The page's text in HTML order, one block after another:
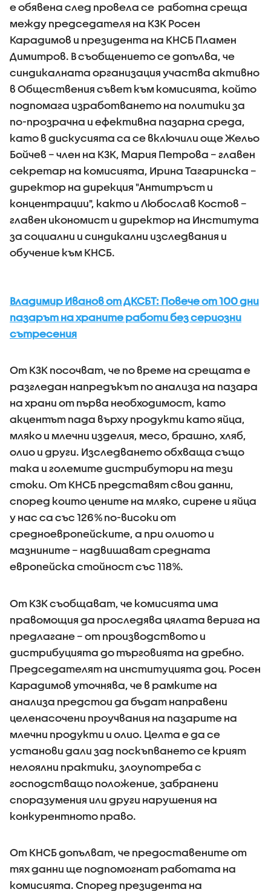
е обявена след провела се работна среща
между председателя на КЗК Росен
Карадимов и президента на КНСБ Пламен
Димитров. В съобщението се допълва, че
синдикалната организация участва активно
в Обществения съвет към комисията, който
подпомага изработването на политики за
по-прозрачна и ефективна пазарна среда,
като в дискусията са се включили още Жельо
Бойчев – член на КЗК, Мария Петрова – главен
секретар на комисията, Ирина Тагаринска –
директор на дирекция "Антитръст и
концентрации", както и Любослав Костов –
главен икономист и директор на Института
за социални и синдикални изследвания и
обучение към КНСБ.
Владимир Иванов от ДКСБТ: Повече от 100 дни
пазарът на храните работи без сериозни
сътресения
От КЗК посочват, че по време на срещата е
разгледан напредъкът по анализа на пазара
на храни от първа необходимост, като
акцентът пада върху продукти като яйца,
мляко и млечни изделия, месо, брашно, хляб,
олио и други. Изследването обхваща също
така и големите дистрибутори на тези
стоки. От КНСБ представят свои данни,
според които цените на мляко, сирене и яйца
у нас са със 126% по-високи от
средноевропейските, а при олиото и
мазнините – надвишават средната
европейска стойност със 118%.
От КЗК съобщават, че комисията има
правомощия да проследява цялата верига на
предлагане – от производството и
дистрибуцията до търговията на дребно.
Председателят на институцията доц. Росен
Карадимов уточнява, че в рамките на
анализа предстои да бъдат направени
целенасочени проучвания на пазарите на
млечни продукти и олио. Целта е да се
установи дали зад поскъпването се крият
нелоялни практики, злоупотреба с
господстващо положение, забранени
споразумения или други нарушения на
конкурентното право.
От КНСБ допълват, че предоставените от
тях данни ще подпомогнат работата на
комисията. Според президента на